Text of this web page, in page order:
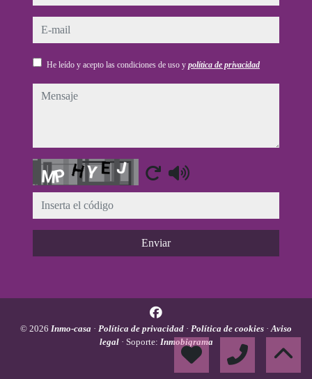
e-mail
He leído y acepto las condiciones de uso y política de privacidad
mensaje
Captcha
Enviar
© 2026 Inmo-casa · Política de privacidad · Política de cookies ·Aviso
legal · Soporte: Inmobigrama